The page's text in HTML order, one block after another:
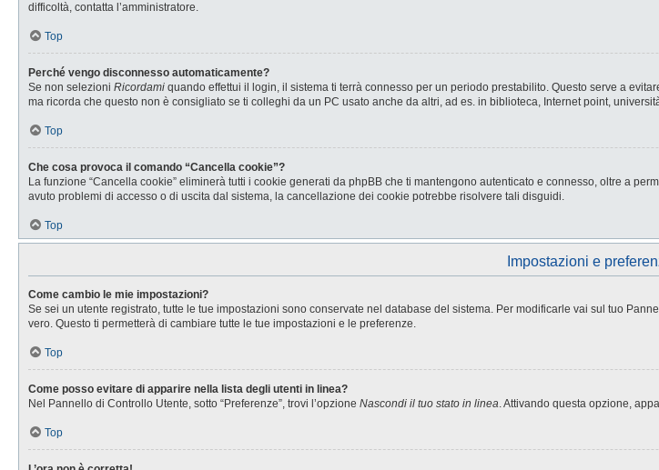
difficoltà, contatta l’amministratore.
Top
Perché vengo disconnesso automaticamente?
Se non selezioni Ricordami quando effettui il login, il sistema ti terrà connesso per un periodo prestabilito. Questo serve a
ma ricorda che questo non è consigliato se ti colleghi da un PC usato anche da altri, ad es. in biblioteca, Internet point,
Top
Che cosa provoca il comando “Cancella cookie”?
La funzione “Cancella cookie” eliminerà tutti i cookie generati da phpBB che ti mantengono autenticato e connesso, oltre a
avuto problemi di accesso o di uscita dal sistema, la cancellazione dei cookie potrebbe risolvere tali disguidi.
Top
Impostazioni e
Come cambio le mie impostazioni?
Se sei un utente registrato, tutte le tue impostazioni sono conservate nel database del sistema. Per modificarle vai sul tuo
vero. Questo ti permetterà di cambiare tutte le tue impostazioni e le preferenze.
Top
Come posso evitare di apparire nella lista degli utenti in linea?
Nel Pannello di Controllo Utente, sotto “Preferenze”, trovi l’opzione Nascondi il tuo stato in linea. Attivando questa opzione,
Top